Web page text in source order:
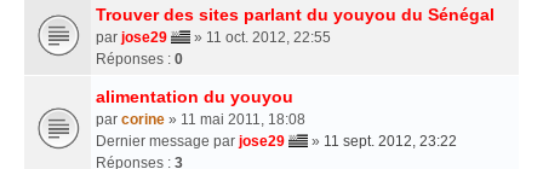
Trouver des sites parlant du youyou du Sénégal
par jose29
» 11 oct. 2012, 22:55
Réponses : 0
alimentation du youyou
par corine » 11 mai 2011, 18:08
Dernier message par jose29 » 11 sept. 2012, 23:22
Réponses : 3